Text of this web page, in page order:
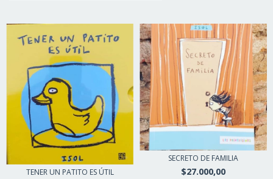
TENER UN PATITO ES ÚTIL
SECRETO DE FAMILIA
$27.000,00